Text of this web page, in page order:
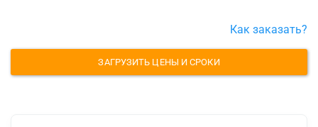
Как заказать?
ЗАГРУЗИТЬ ЦЕНЫ И СРОКИ